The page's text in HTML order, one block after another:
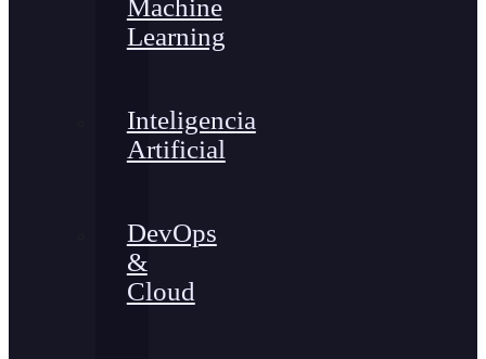
Machine
Learning
Inteligencia
Artificial
DevOps
&
Cloud